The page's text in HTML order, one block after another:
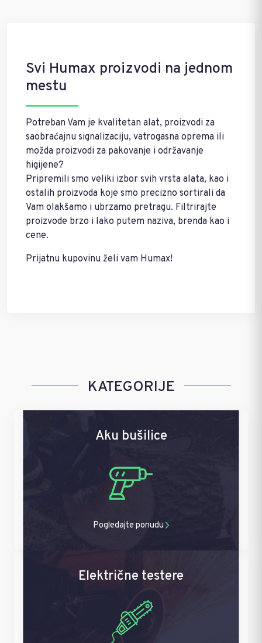
Svi Humax proizvodi na jednom
mestu
Potreban Vam je kvalitetan alat, proizvodi za
saobraćajnu signalizaciju, vatrogasna oprema ili
možda proizvodi za pakovanje i održavanje
higijene?
Pripremili smo veliki izbor svih vrsta alata, kao i
ostalih proizvoda koje smo precizno sortirali da
Vam olakšamo i ubrzamo pretragu. Filtrirajte
proizvode brzo i lako putem naziva, brenda kao i
cene.
Prijatnu kupovinu želi vam Humax!
KATEGORIJE
Aku bušilice
Pogledajte ponudu
Električne testere